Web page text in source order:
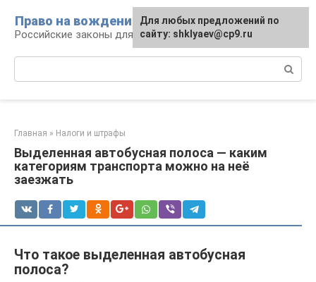
контенту
Право на вождение
Российские законы для автомобилистов
Главная » Налоги и штрафы
Выделенная автобусная полоса — каким
категориям транспорта можно на неё
заезжать
Что такое выделенная автобусная
полоса?
Для любых предложений по
сайту: shklyaev@cp9.ru